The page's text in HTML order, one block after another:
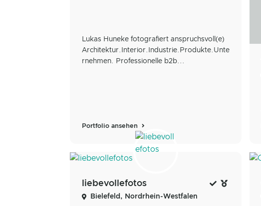
Lukas Huneke fotografiert anspruchsvoll(e)
Architektur.Interior.Industrie.Produkte.Unte
rnehmen. Professionelle b2b...
Portfolio ansehen
liebevollefotos
Bielefeld, Nordrhein-Westfalen